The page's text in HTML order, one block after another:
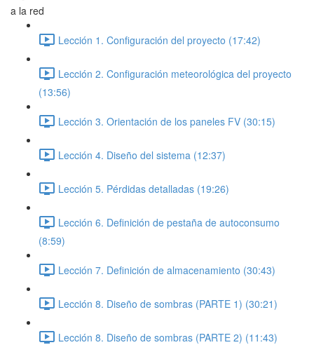
a la red
Lección 1. Configuración del proyecto (17:42)
Lección 2. Configuración meteorológica del proyecto
(13:56)
Lección 3. Orientación de los paneles FV (30:15)
Lección 4. Diseño del sistema (12:37)
Lección 5. Pérdidas detalladas (19:26)
Lección 6. Definición de pestaña de autoconsumo
(8:59)
Lección 7. Definición de almacenamiento (30:43)
Lección 8. Diseño de sombras (PARTE 1) (30:21)
Lección 8. Diseño de sombras (PARTE 2) (11:43)